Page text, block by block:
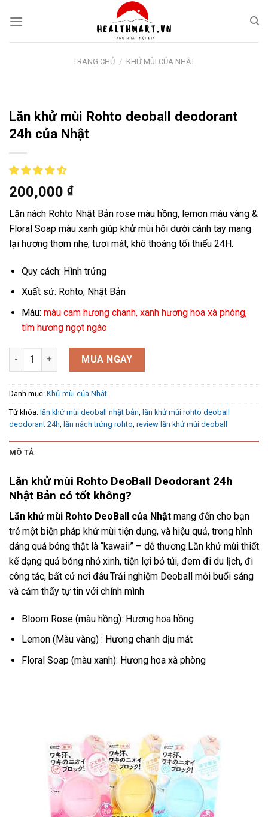
TRANG CHỦ / KHỬ MÙI CỦA NHẬT
Lăn khử mùi Rohto deoball deodorant
24h của Nhật
200,000 ₫
Lăn nách Rohto Nhật Bản rose màu hồng, lemon màu vàng &
Floral Soap màu xanh giúp khử mùi hôi dưới cánh tay mang
lại hương thơm nhẹ, tươi mát, khô thoáng tối thiểu 24H.
Quy cách: Hình trứng
Xuất sứ: Rohto, Nhật Bản
Màu: màu cam hương chanh, xanh hương hoa xà phòng,
tím hương ngọt ngào
Lăn khử mùi Rohto deoball deodorant 24h của Nhật số lượng
MUA NGAY
Danh mục: Khử mùi của Nhật
Từ khóa: lăn khử mùi deoball nhật bản lăn khử mùi rohto deoball
deodorant 24h lăn nách trứng rohto review lăn khử mùi deoball
MÔ TẢ
Lăn khử mùi Rohto DeoBall Deodorant 24h
Nhật Bản có tốt không?
Lăn khử mùi Rohto DeoBall của Nhật mang đến cho bạn
trẻ một biện pháp khử mùi tiện dụng, và hiệu quả, trong hình
dáng quá bóng thật là “kawaii” – dễ thương.Lăn khử mùi thiết
kế dạng quả bóng nhỏ xinh, tiện lợi bỏ túi, đem đi du lịch, đi
công tác, bất cứ nơi đâu.Trải nghiệm Deoball mỗi buổi sáng
và cảm thấy tự tin với chính mình
Bloom Rose (màu hồng): Hương hoa hồng
Lemon (Màu vàng) : Hương chanh dịu mát
Floral Soap (màu xanh): Hương hoa xà phòng